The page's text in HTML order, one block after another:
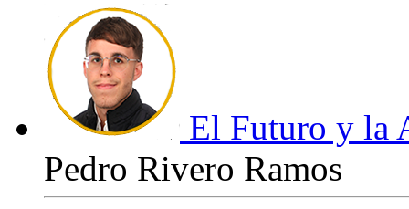
El Futuro y la
Pedro Rivero Ramos